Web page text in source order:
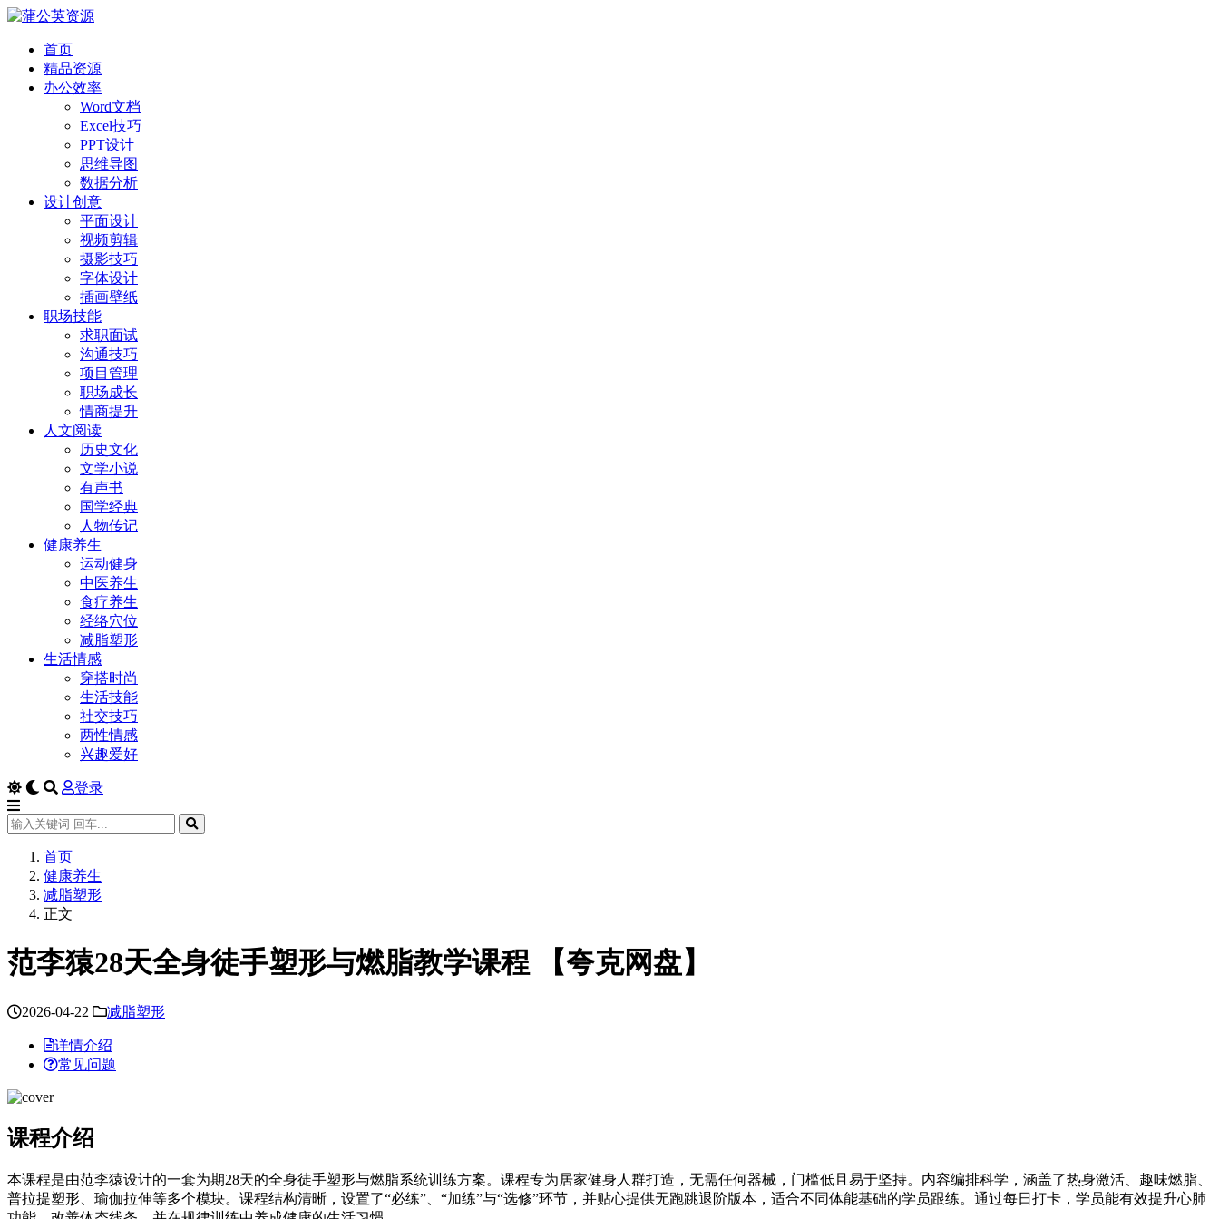
首页
精品资源
办公效率
Word文档
Excel技巧
PPT设计
思维导图
数据分析
设计创意
平面设计
视频剪辑
摄影技巧
字体设计
插画壁纸
职场技能
求职面试
沟通技巧
项目管理
职场成长
情商提升
人文阅读
历史文化
文学小说
有声书
国学经典
人物传记
健康养生
运动健身
中医养生
食疗养生
经络穴位
减脂塑形
生活情感
穿搭时尚
生活技能
社交技巧
两性情感
兴趣爱好
登录
首页
健康养生
减脂塑形
正文
范李猿28天全身徒手塑形与燃脂教学课程 【夸克网盘】
2026-04-22 减脂塑形
详情介绍
常见问题
课程介绍
本课程是由范李猿设计的一套为期28天的全身徒手塑形与燃脂系统训练方案。课程专为居家健身人群打造，无需任何器械，门槛低且易于坚持。内容编排科学，涵盖了热身激活、趣味燃脂、
普拉提塑形、瑜伽拉伸等多个模块。课程结构清晰，设置了“必练”、“加练”与“选修”环节，并贴心提供无跑跳退阶版本，适合不同体能基础的学员跟练。通过每日打卡，学员能有效提升心肺